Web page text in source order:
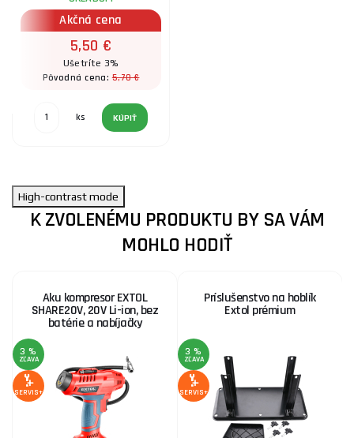
Akčná cena
5,50 €
Ušetríte 3%
Pôvodná cena:5,70 €
ks KÚPIŤ
High-contrast mode
K ZVOLENÉMU PRODUKTU BY SA VÁM
MOHLO HODIŤ
Aku kompresor EXTOL
SHARE20V, 20V Li-ion, bez
batérie a nabíjačky
3 %
ZĽAVA
SERVIS+
Príslušenstvo na hoblík
Extol prémium
3 %
ZĽAVA
SERVIS+